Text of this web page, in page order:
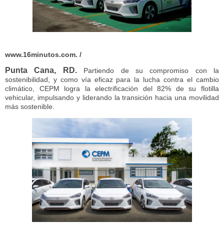
www.16minutos.com. /
Punta Cana, RD.Partiendo de su compromiso con la
sostenibilidad, y como vía eficaz para la lucha contra el cambio
climático, CEPM logra la electrificación del 82% de su flotilla
vehicular, impulsando y liderando la transición hacia una movilidad
más sostenible.